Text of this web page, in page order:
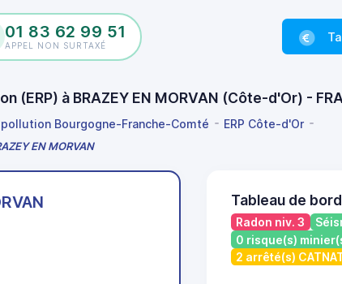
01 83 62 99 51
APPEL NON SURTAXÉ
à BRAZEY EN MORVAN (Côte-d'Or) -
Bourgogne-Franche-Comté ERP Côte-d'Or
EN MORVAN
Tableau de
Radon niv. 3
0 risque(s)
2 arrêté(s)